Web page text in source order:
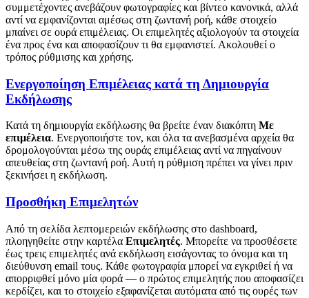
συμμετέχοντες ανεβάζουν φωτογραφίες και βίντεο κανονικά, αλλά
αντί να εμφανίζονται αμέσως στη ζωντανή ροή, κάθε στοιχείο
μπαίνει σε ουρά επιμέλειας. Οι επιμελητές αξιολογούν τα στοιχεία
ένα προς ένα και αποφασίζουν τι θα εμφανιστεί. Ακολουθεί ο
τρόπος ρύθμισης και χρήσης.
Ενεργοποίηση Επιμέλειας κατά τη Δημιουργία
Εκδήλωσης
Κατά τη δημιουργία εκδήλωσης θα βρείτε έναν διακόπτη Με
επιμέλεια. Ενεργοποιήστε τον, και όλα τα ανεβασμένα αρχεία θα
δρομολογούνται μέσω της ουράς επιμέλειας αντί να πηγαίνουν
απευθείας στη ζωντανή ροή. Αυτή η ρύθμιση πρέπει να γίνει πριν
ξεκινήσει η εκδήλωση.
Προσθήκη Επιμελητών
Από τη σελίδα λεπτομερειών εκδήλωσης στο dashboard,
πλοηγηθείτε στην καρτέλα Επιμελητές. Μπορείτε να προσθέσετε
έως τρεις επιμελητές ανά εκδήλωση εισάγοντας το όνομα και τη
διεύθυνση email τους. Κάθε φωτογραφία μπορεί να εγκριθεί ή να
απορριφθεί μόνο μία φορά — ο πρώτος επιμελητής που αποφασίζει
κερδίζει, και το στοιχείο εξαφανίζεται αυτόματα από τις ουρές των